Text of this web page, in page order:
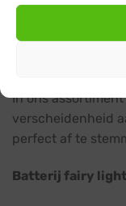
decoratie tijdens
Een ruime
In ons
verscheidenheid
perfect af te
Batterij fairy